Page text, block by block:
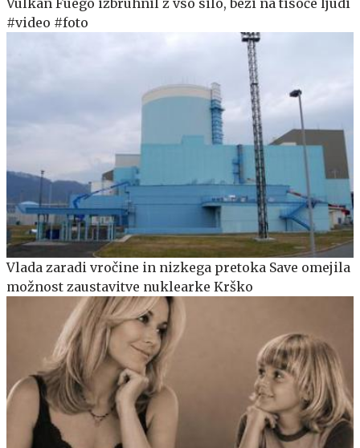
Vulkan Fuego izbruhnil z vso silo, beži na tisoče ljudi
#video #foto
Vlada zaradi vročine in nizkega pretoka Save omejila
možnost zaustavitve nuklearke Krško